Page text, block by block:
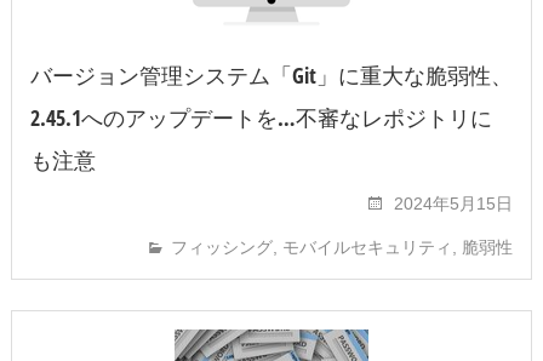
バージョン管理システム「Git」に重大な脆弱性、
2.45.1へのアップデートを…不審なレポジトリに
も注意
2024年5月15日
フィッシング モバイルセキュリティ 脆弱性